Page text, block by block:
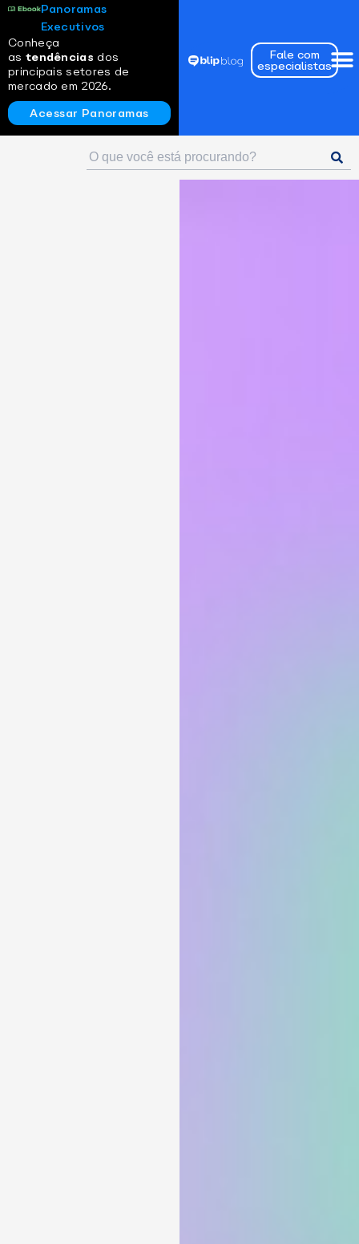
Panoramas
Executivos
Conheça
as tendências dos
principais setores de
mercado em 2026.
Acessar Panoramas
Fale com
especialistas